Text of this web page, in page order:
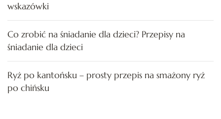
wskazówki
Co zrobić na śniadanie dla dzieci? Przepisy na
śniadanie dla dzieci
Ryż po kantońsku – prosty przepis na smażony ryż
po chińsku